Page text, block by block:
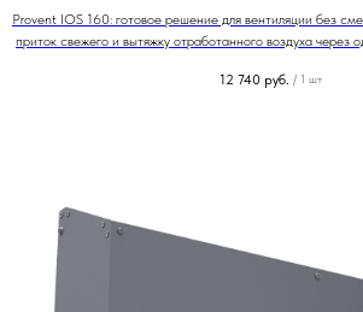
Provent IOS 160: готовое решение для вентиляции без
приток свежего и вытяжку отработанного воздуха через
12 740 руб. / 1 шт